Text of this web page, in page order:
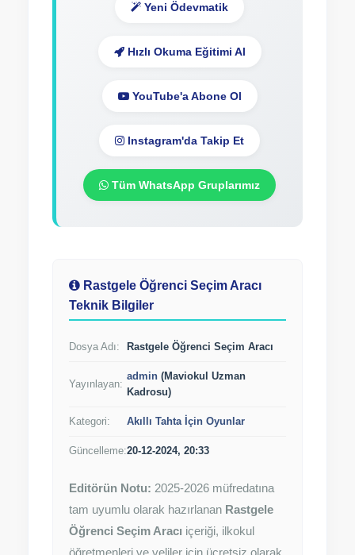
Yeni Ödevmatik
Hızlı Okuma Eğitimi Al
YouTube'a Abone Ol
Instagram'da Takip Et
Tüm WhatsApp Gruplarımız
Rastgele Öğrenci Seçim Aracı
Teknik Bilgiler
Dosya Adı: Rastgele Öğrenci Seçim Aracı
Yayınlayan:
admin (Maviokul Uzman
Kadrosu)
Kategori: Akıllı Tahta İçin Oyunlar
Güncelleme:20-12-2024, 20:33
Editörün Notu: 2025-2026 müfredatına
tam uyumlu olarak hazırlanan Rastgele
Öğrenci Seçim Aracı içeriği, ilkokul
öğretmenleri ve veliler için ücretsiz olarak